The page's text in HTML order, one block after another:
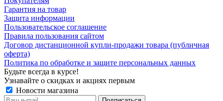
Гарантия на товар
Защита информации
Пользовательское соглашение
Правила пользования сайтом
Договор дистанционной купли-продажи товара (публичная
оферта)
Политика по обработке и защите персональных данных
Будьте всегда в курсе!
Узнавайте о скидках и акциях первым
Новости магазина